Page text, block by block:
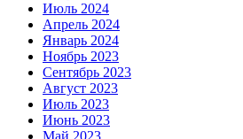
Июль 2024
Апрель 2024
Январь 2024
Ноябрь 2023
Сентябрь 2023
Август 2023
Июль 2023
Июнь 2023